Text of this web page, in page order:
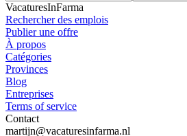
VacaturesInFarma
Rechercher des emplois
Publier une offre
À propos
Catégories
Provinces
Blog
Entreprises
Terms of service
Contact
martijn@vacaturesinfarma.nl